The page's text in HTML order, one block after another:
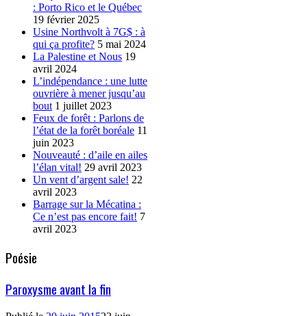
: Porto Rico et le Québec
19 février 2025
Usine Northvolt à 7G$ : à
qui ça profite? 5 mai 2024
La Palestine et Nous 19
avril 2024
L’indépendance : une lutte
ouvrière à mener jusqu’au
bout 1 juillet 2023
Feux de forêt : Parlons de
l’état de la forêt boréale 11
juin 2023
Nouveauté : d’aile en ailes
l’élan vital! 29 avril 2023
Un vent d’argent sale! 22
avril 2023
Barrage sur la Mécatina :
Ce n’est pas encore fait! 7
avril 2023
Poésie
Paroxysme avant la fin